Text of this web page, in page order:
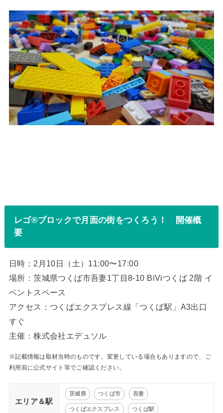
レゴ®ブロックで月面の街をつくろう！ 開催概
要
日時：2月10日（土）11:00〜17:00
場所：茨城県つくば市吾妻1丁目8-10 BiViつくば 2階 イ
ベントスペース
アクセス：つくばエクスプレス線「つくば駅」A3出口
すぐ
主催：株式会社エデュソル
※記載情報は取材当時のものです。変更している場合もありますので、ご
利用前に公式サイト等でご確認ください。
エリア＆駅
茨城県 つくば市 吾妻
つくばエクスプレス つくば駅